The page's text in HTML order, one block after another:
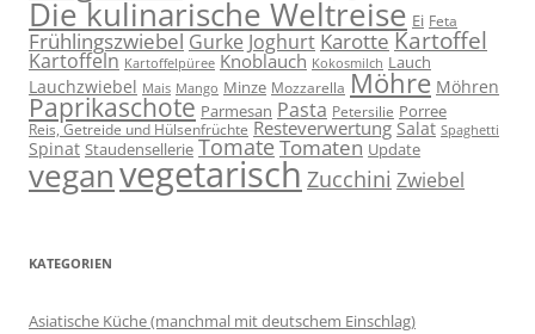
Die kulinarische Weltreise Ei Feta
Frühlingszwiebel Gurke Joghurt Karotte Kartoffel
Kartoffeln Kartoffelpüree Knoblauch Kokosmilch Lauch
Lauchzwiebel Mais Mango Minze Mozzarella Möhre Möhren
Paprikaschote Parmesan Pasta Petersilie Porree
Reis, Getreide und Hülsenfrüchte Resteverwertung Salat Spaghetti
Spinat Staudensellerie TomateTomaten Update
veganvegetarisch Zucchini Zwiebel
KATEGORIEN
Asiatische Küche (manchmal mit deutschem Einschlag)